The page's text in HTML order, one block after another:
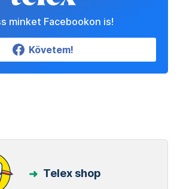
minket Facebookon is!
Követem!
Telex shop